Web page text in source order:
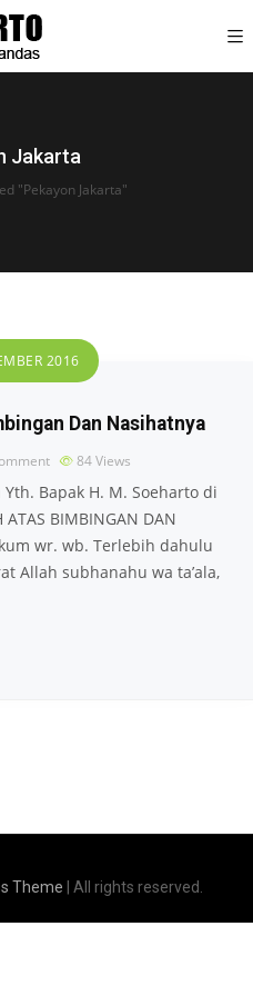
Jakarta
"Pekayon Jakarta"
2016
Dan Nasihatnya
84Views
Bapak H. M. Soeharto di
BIMBINGAN DAN
wr. wb. Terlebih dahulu
Allah subhanahu wa ta’ala,
Theme | All rights reserved.